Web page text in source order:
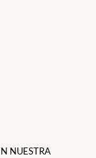
NUESTRA